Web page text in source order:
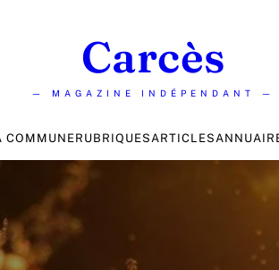
Carcès
— MAGAZINE INDÉPENDANT —
COMMUNERUBRIQUESARTICLES